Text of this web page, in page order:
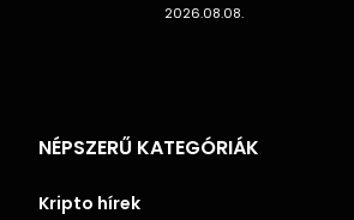
2026.08.08.
NÉPSZERŰ KATEGÓRIÁK
Kripto hírek